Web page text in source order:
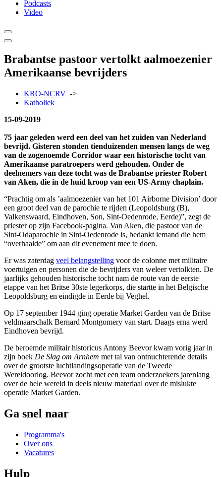
Podcasts
Video
Brabantse pastoor vertolkt aalmoezenier
Amerikaanse bevrijders
KRO-NCRV ->
Katholiek
15-09-2019
75 jaar geleden werd een deel van het zuiden van Nederland
bevrijd. Gisteren stonden tienduizenden mensen langs de weg
van de zogenoemde Corridor waar een historische tocht van
Amerikaanse paratroepers werd gehouden. Onder de
deelnemers van deze tocht was de Brabantse priester Robert
van Aken, die in de huid kroop van een US-Army chaplain.
“Prachtig om als ’aalmoezenier van het 101 Airborne Division’ door
een groot deel van de parochie te rijden (Leopoldsburg (B),
Valkenswaard, Eindhoven, Son, Sint-Oedenrode, Eerde)”, zegt de
priester op zijn Facebook-pagina. Van Aken, die pastoor van de
Sint-Odaparochie in Sint-Oedenrode is, bedankt iemand die hem
“overhaalde” om aan dit evenement mee te doen.
Er was zaterdag veel belangstelling voor de colonne met militaire
voertuigen en personen die de bevrijders van weleer vertolkten. De
jaarlijks gehouden historische tocht nam de route van de eerste
etappe van het Britse 30ste legerkorps, die startte in het Belgische
Leopoldsburg en eindigde in Eerde bij Veghel.
Op 17 september 1944 ging operatie Market Garden van de Britse
veldmaarschalk Bernard Montgomery van start. Daags erna werd
Eindhoven bevrijd.
De beroemde militair historicus Antony Beevor kwam vorig jaar in
zijn boek De Slag om Arnhem met tal van ontnuchterende details
over de grootste luchtlandingsoperatie van de Tweede
Wereldoorlog. Beevor zocht met een team onderzoekers jarenlang
over de hele wereld in deels nieuw materiaal over de mislukte
operatie Market Garden.
Ga snel naar
Programma's
Over ons
Vacatures
Hulp